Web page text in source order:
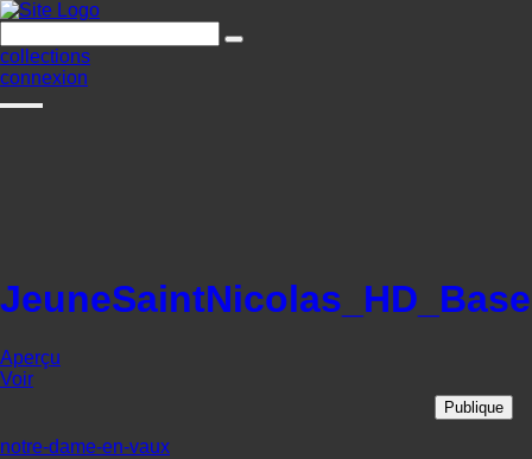
collections
connexion
JeuneSaintNicolas_HD_Base
Aperçu
Voir
Publique
notre-dame-en-vaux